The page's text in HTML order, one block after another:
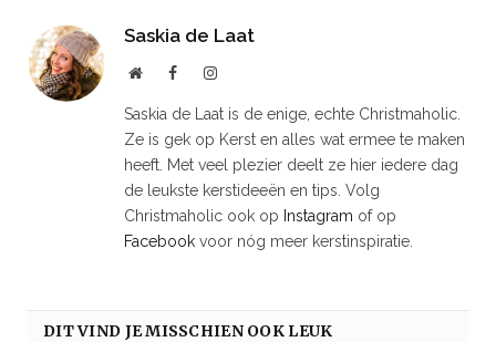
Saskia de Laat
WebsiteFacebookInstagram
Saskia de Laat is de enige, echte Christmaholic.
Ze is gek op Kerst en alles wat ermee te maken
heeft. Met veel plezier deelt ze hier iedere dag
de leukste kerstideeën en tips. Volg
Christmaholic ook op Instagram of op
Facebook voor nóg meer kerstinspiratie.
DIT VIND JE MISSCHIEN OOK LEUK